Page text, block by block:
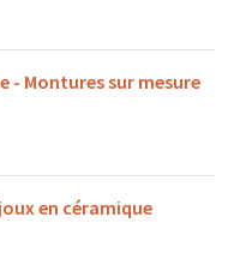
- Montures sur mesure
en céramique